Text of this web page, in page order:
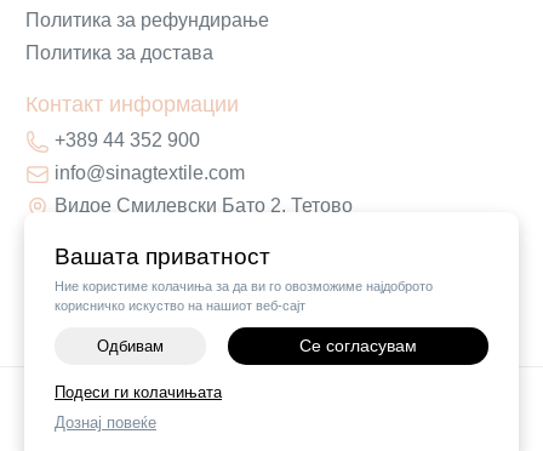
Вашата приватност
Ние користиме колачиња за да ви го овозможиме најдоброто
корисничко искуство на нашиот веб-сајт
Одбивам Се согласувам
Подеси ги колачињата
Дознај повеќе
+
Политика за рефундирање
Политика за достава
Контакт информации
+389 44 352 900
info@sinagtextile.com
Видое Смилевски Бато 2, Тетово
©2026Vendor x
Поставки за колачиња